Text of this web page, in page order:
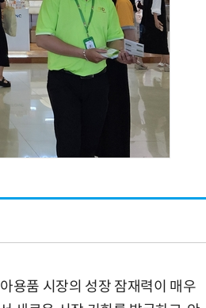
용품 시장의 성장 잠재력이 매우